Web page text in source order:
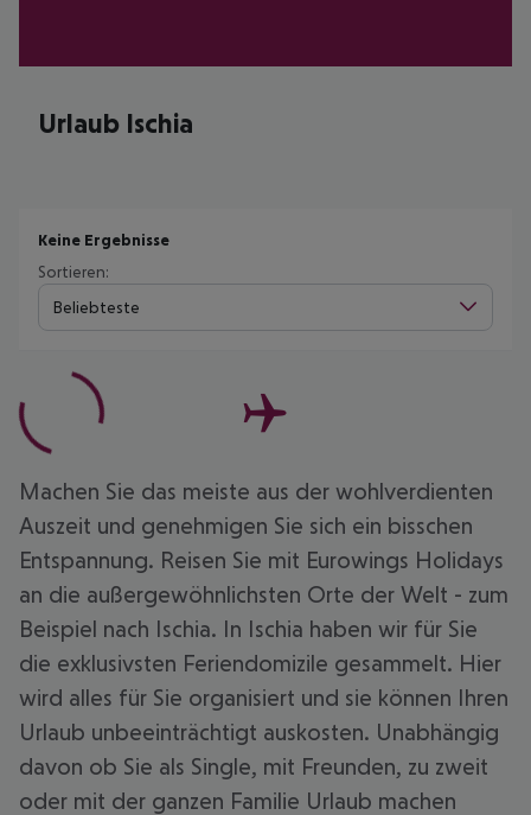
Urlaub Ischia
Keine Ergebnisse
Sortieren:
Beliebteste
Machen Sie das meiste aus der wohlverdienten
Auszeit und genehmigen Sie sich ein bisschen
Entspannung. Reisen Sie mit Eurowings Holidays
an die außergewöhnlichsten Orte der Welt - zum
Beispiel nach Ischia. In Ischia haben wir für Sie
die exklusivsten Feriendomizile gesammelt. Hier
wird alles für Sie organisiert und sie können Ihren
Urlaub unbeeinträchtigt auskosten. Unabhängig
davon ob Sie als Single, mit Freunden, zu zweit
oder mit der ganzen Familie Urlaub machen